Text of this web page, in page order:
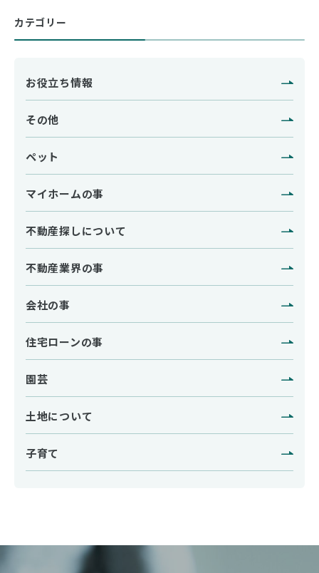
カテゴリー
お役立ち情報
その他
ペット
マイホームの事
不動産探しについて
不動産業界の事
会社の事
住宅ローンの事
園芸
土地について
子育て